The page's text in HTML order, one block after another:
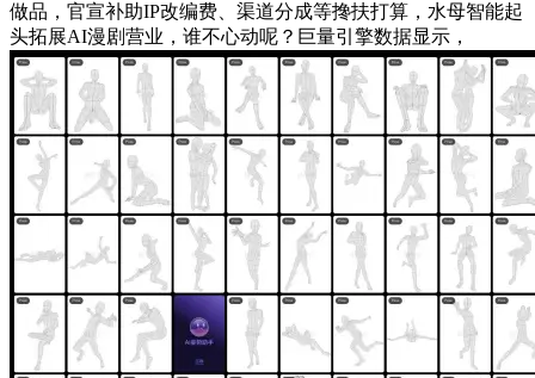
做品，官宣补助IP改编费、渠道分成等搀扶打算，水母智能起
头拓展AI漫剧营业，谁不心动呢？巨量引擎数据显示，